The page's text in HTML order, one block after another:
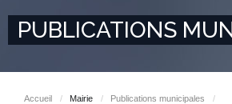
PUBLICATIONS
Accueil / Mairie / Publications municipales
/